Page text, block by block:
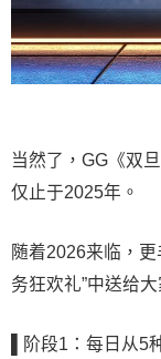
当然了，GG《双
仅止于2025年。
随着2026来临，
务狂欢礼”中送给大
阶段1：每日从5